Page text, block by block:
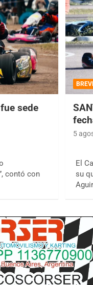
sede
contó con
5
El
su